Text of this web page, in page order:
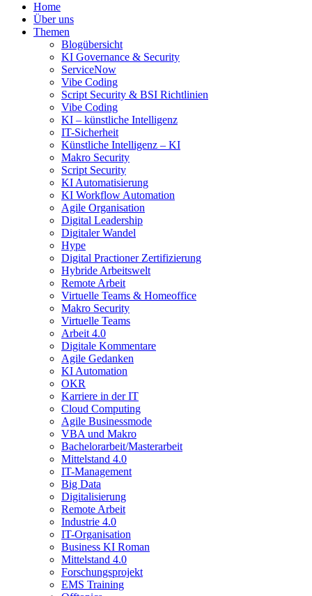
Home
Über uns
Themen
Blogübersicht
KI Governance & Security
ServiceNow
Vibe Coding
Script Security & BSI Richtlinien
Vibe Coding
KI – künstliche Intelligenz
IT-Sicherheit
Künstliche Intelligenz – KI
Makro Security
Script Security
KI Automatisierung
KI Workflow Automation
Agile Organisation
Digital Leadership
Digitaler Wandel
Hype
Digital Practioner Zertifizierung
Hybride Arbeitswelt
Remote Arbeit
Virtuelle Teams & Homeoffice
Makro Security
Virtuelle Teams
Arbeit 4.0
Digitale Kommentare
Agile Gedanken
KI Automation
OKR
Karriere in der IT
Cloud Computing
Agile Businessmode
VBA und Makro
Bachelorarbeit/Masterarbeit
Mittelstand 4.0
IT-Management
Big Data
Digitalisierung
Remote Arbeit
Industrie 4.0
IT-Organisation
Business KI Roman
Mittelstand 4.0
Forschungsprojekt
EMS Training